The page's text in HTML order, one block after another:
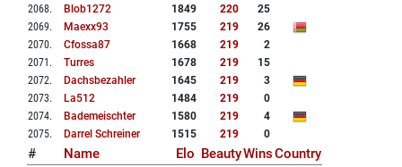
2068. Blob1272 1849 220
25
2069. Maexx93 1755 219
26
2070. Cfossa87 1668 219
2
2071 . Turres 1678 219
15
2072. Dachsbezahler 1645 219
3
2073. La512 1484 219
0
2074. Bademeischter 1580 219
4
2075. Darrel Schreiner 1515 219 0
# Name Elo BeautyWinsCountry